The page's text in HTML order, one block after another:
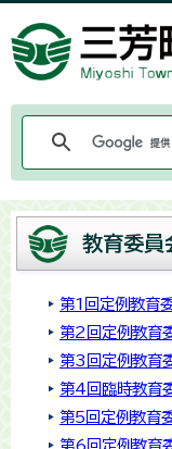
教育委員
第1回定例教育
第2回定例教育
第3回定例教育
第4回臨時教育
第5回定例教育
第6回定例教育